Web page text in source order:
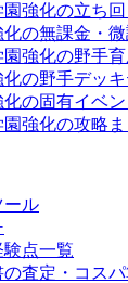
強化の立ち
の無課金・
強化の野手
の野手デッ
の固有イベ
強化の攻略
ール
験点一覧
査定・コス